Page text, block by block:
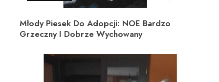
Młody Piesek Do Adopcji: NOE Bardzo
Grzeczny I Dobrze Wychowany